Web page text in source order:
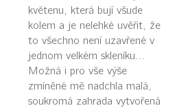
květenu, která bují všude
kolem a je nelehké uvěřit, že
to všechno není uzavřené v
jednom velkém skleníku...
Možná i pro vše výše
zmíněné mě nadchla malá,
soukromá zahrada vytvořená